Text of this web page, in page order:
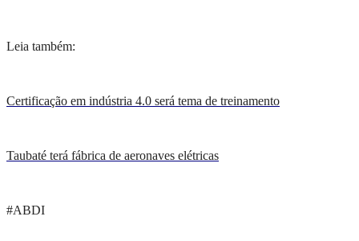
Leia também:
Certificação em indústria 4.0 será tema de treinamento
Taubaté terá fábrica de aeronaves elétricas
#ABDI